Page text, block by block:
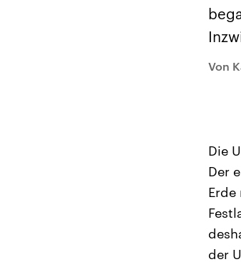
Koalition aus
und FDP regiert.-
Umfragen,
Hintergründe
Von
Die
Der
der